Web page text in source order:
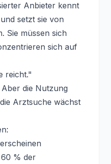
Anbieter kennt
setzt sie von
Sie müssen sich
sich auf
reicht."
die Nutzung
Arztsuche wächst
% der